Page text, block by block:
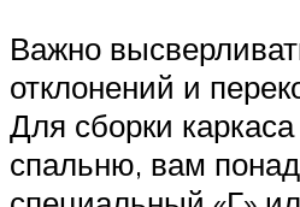
Важно
отклонений и
Для сборки
спальню, вам